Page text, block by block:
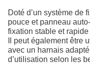
Doté d’un système de
pouce et panneau
fixation stable et
Il peut également être
avec un harnais
d’utilisation selon les